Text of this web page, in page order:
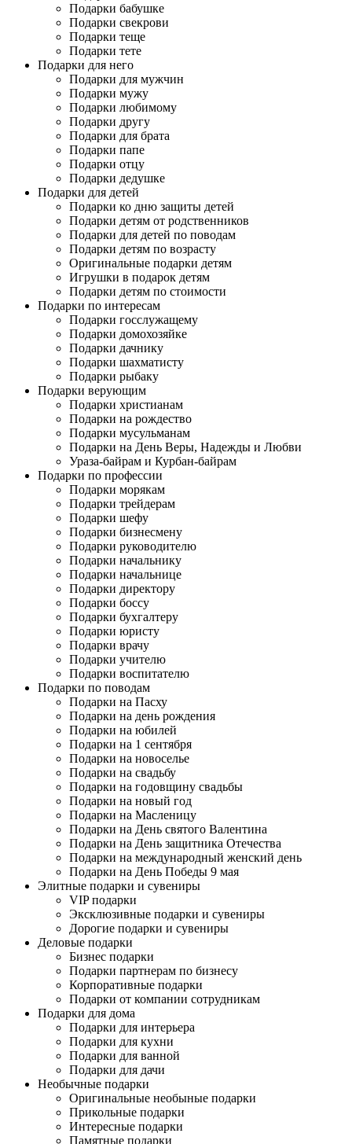
Подарки бабушке
Подарки свекрови
Подарки теще
Подарки тете
Подарки для него
Подарки для мужчин
Подарки мужу
Подарки любимому
Подарки другу
Подарки для брата
Подарки папе
Подарки отцу
Подарки дедушке
Подарки для детей
Подарки ко дню защиты детей
Подарки детям от родственников
Подарки для детей по поводам
Подарки детям по возрасту
Оригинальные подарки детям
Игрушки в подарок детям
Подарки детям по стоимости
Подарки по интересам
Подарки госслужащему
Подарки домохозяйке
Подарки дачнику
Подарки шахматисту
Подарки рыбаку
Подарки верующим
Подарки христианам
Подарки на рождество
Подарки мусульманам
Подарки на День Веры, Надежды и Любви
Ураза-байрам и Курбан-байрам
Подарки по профессии
Подарки морякам
Подарки трейдерам
Подарки шефу
Подарки бизнесмену
Подарки руководителю
Подарки начальнику
Подарки начальнице
Подарки директору
Подарки боссу
Подарки бухгалтеру
Подарки юристу
Подарки врачу
Подарки учителю
Подарки воспитателю
Подарки по поводам
Подарки на Пасху
Подарки на день рождения
Подарки на юбилей
Подарки на 1 сентября
Подарки на новоселье
Подарки на свадьбу
Подарки на годовщину свадьбы
Подарки на новый год
Подарки на Масленицу
Подарки на День святого Валентина
Подарки на День защитника Отечества
Подарки на международный женский день
Подарки на День Победы 9 мая
Элитные подарки и сувениры
VIP подарки
Эксклюзивные подарки и сувениры
Дорогие подарки и сувениры
Деловые подарки
Бизнес подарки
Подарки партнерам по бизнесу
Корпоративные подарки
Подарки от компании сотрудникам
Подарки для дома
Подарки для интерьера
Подарки для кухни
Подарки для ванной
Подарки для дачи
Необычные подарки
Оригинальные необыные подарки
Прикольные подарки
Интересные подарки
Памятные подарки